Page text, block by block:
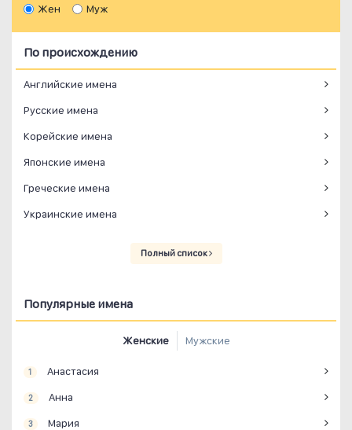
Жен Муж
По происхождению
Английские имена
Русские имена
Корейские имена
Японские имена
Греческие имена
Украинские имена
Полный список
Популярные имена
Женские Мужские
1 Анастасия
2 Анна
3 Мария